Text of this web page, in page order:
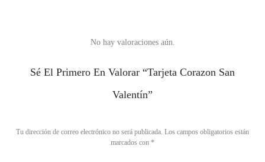
No hay valoraciones aún.
Sé El Primero En Valorar “Tarjeta Corazon San
Valentín”
Tu dirección de correo electrónico no será publicada. Los campos obligatorios están
marcados con *